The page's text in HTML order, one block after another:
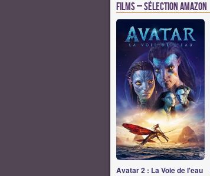
Films – Sélection Amazon
Avatar 2 : La Voie de l'eau